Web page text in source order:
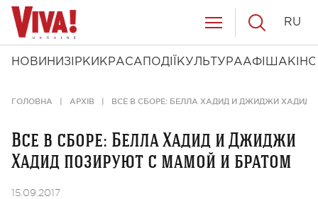
НОВИНИ ЗІРКИ КРАСА ПОДІЇ КУЛЬТУРААФІША КІНО
RU
ГОЛОВНА АРХІВ ВСЕ В СБОРЕ: БЕЛЛА ХАДИД И ДЖИДЖИ ХАДИД
Все в сборе: Белла Хадид и Джиджи
Хадид позируют с мамой и братом
15.09.2017